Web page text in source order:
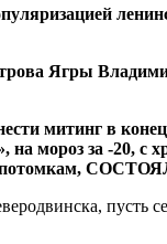
Ягры
митинг в
на мороз за -
потомкам,
пусть